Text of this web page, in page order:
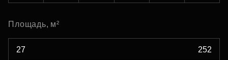
Площадь, м²